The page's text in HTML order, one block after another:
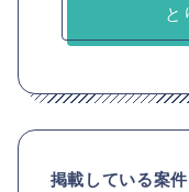
と
掲載している案